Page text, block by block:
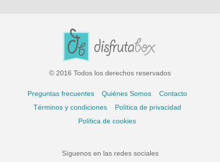
© 2016 Todos los derechos reservados
Preguntas frecuentes Quiénes Somos
Contacto
Términos y condiciones
Política de privacidad
Política de cookies
Síguenos en las redes sociales